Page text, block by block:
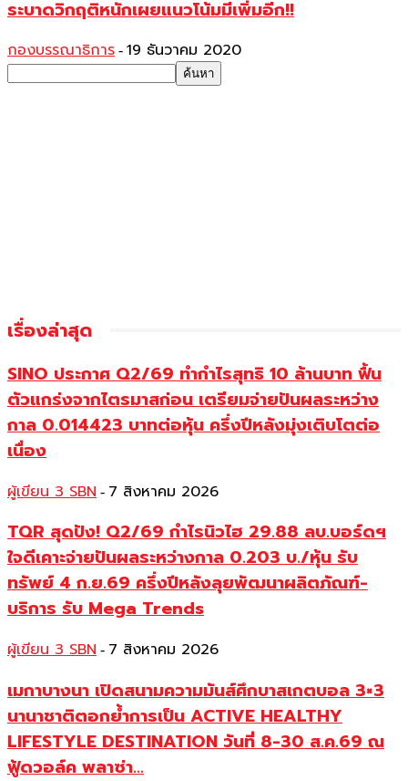
ระบาดวิกฤติหนักเผยแนวโน้มมีเพิ่มอีก!!
กองบรรณาธิการ - 19 ธันวาคม 2020
เรื่องล่าสุด
SINO ประกาศ Q2/69 ทำกำไรสุทธิ 10 ล้านบาท ฟื้น
ตัวแกร่งจากไตรมาสก่อน เตรียมจ่ายปันผลระหว่าง
กาล 0.014423 บาทต่อหุ้น ครึ่งปีหลังมุ่งเติบโตต่อ
เนื่อง
ผู้เขียน 3 SBN - 7 สิงหาคม 2026
TQR สุดปัง! Q2/69 กำไรนิวไฮ 29.88 ลบ.บอร์ดฯ
ใจดีเคาะจ่ายปันผลระหว่างกาล 0.203 บ./หุ้น รับ
ทรัพย์ 4 ก.ย.69 ครึ่งปีหลังลุยพัฒนาผลิตภัณฑ์-
บริการ รับ Mega Trends
ผู้เขียน 3 SBN - 7 สิงหาคม 2026
เมกาบางนา เปิดสนามความมันส์ศึกบาสเกตบอล 3×3
นานาชาติตอกย้ำการเป็น ACTIVE HEALTHY
LIFESTYLE DESTINATION วันที่ 8-30 ส.ค.69 ณ
ฟู้ดวอล์ค พลาซ่า...